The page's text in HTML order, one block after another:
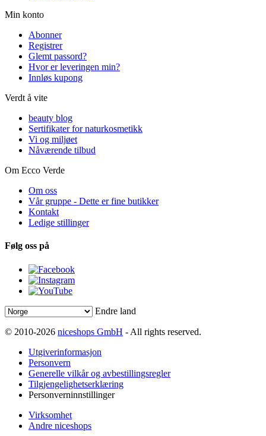
Min konto
Abonner
Registrer
Glemt passord?
Hvor er leveringen min?
Innløs kupong
Verdt å vite
beauty blog
Sertifikater for naturkosmetikk
Vi og miljøet
Nåværende tilbud
Om Ecco Verde
Om oss
Vår gruppe - Dette er fine butikker
Kontakt
Ledige stillinger
Følg oss på
Endre land
© 2010-2026 niceshops GmbH - All rights reserved.
Utgiverinformasjon
Personvern
Generelle vilkår og avbestillingsregler
Tilgjengelighetserklæring
Personverninnstillinger
Virksomhet
Andre niceshops